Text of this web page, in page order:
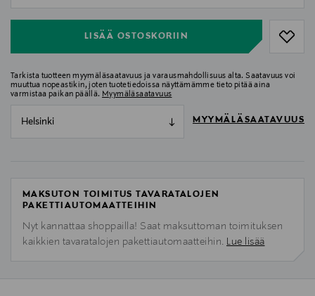
LISÄÄ OSTOSKORIIN
Tarkista tuotteen myymäläsaatavuus ja varausmahdollisuus alta. Saatavuus voi
muuttua nopeastikin, joten tuotetiedoissa näyttämämme tieto pitää aina
varmistaa paikan päällä. Myymäläsaatavuus
Helsinki MYYMÄLÄSAATAVUUS
MAKSUTON TOIMITUS TAVARATALOJEN
PAKETTIAUTOMAATTEIHIN
Nyt kannattaa shoppailla! Saat maksuttoman toimituksen
kaikkien tavaratalojen pakettiautomaatteihin. Lue lisää